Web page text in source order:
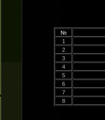
№
1
2
3
4
5
6
7
8